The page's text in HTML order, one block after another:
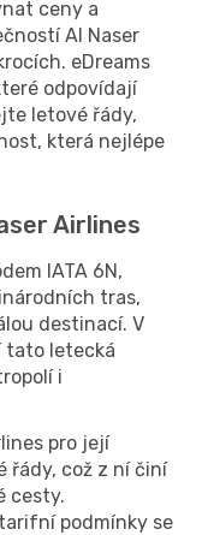
ceny a
Al Naser
eDreams
odpovídají
letové řády,
která nejlépe
Airlines
IATA 6N,
tras,
destinací. V
tato letecká
i
pro její
řády, což z ní činí
cesty.
podmínky se